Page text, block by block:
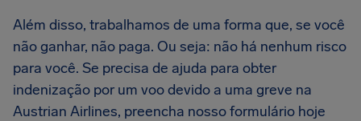
Além disso, trabalhamos de uma forma que, se você
não ganhar, não paga. Ou seja: não há nenhum risco
para você. Se precisa de ajuda para obter
indenização por um voo devido a uma greve na
Austrian Airlines, preencha nosso formulário hoje